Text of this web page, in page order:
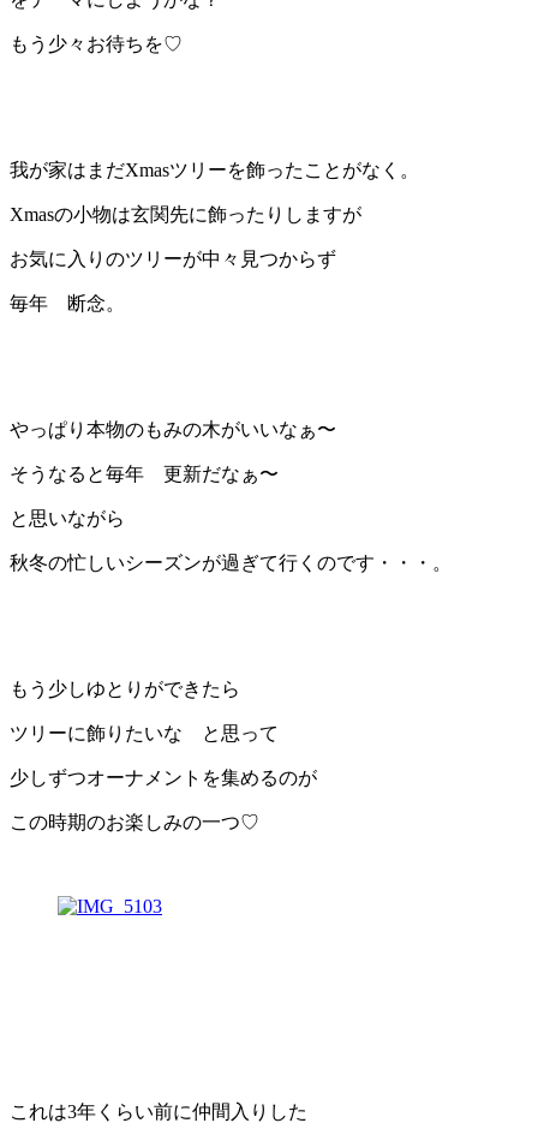
もう少々お待ちを♡
我が家はまだXmasツリーを飾ったことがなく。
Xmasの小物は玄関先に飾ったりしますが
お気に入りのツリーが中々見つからず
毎年 断念。
やっぱり本物のもみの木がいいなぁ〜
そうなると毎年 更新だなぁ〜
と思いながら
秋冬の忙しいシーズンが過ぎて行くのです・・・。
もう少しゆとりができたら
ツリーに飾りたいな と思って
少しずつオーナメントを集めるのが
この時期のお楽しみの一つ♡
これは3年くらい前に仲間入りした